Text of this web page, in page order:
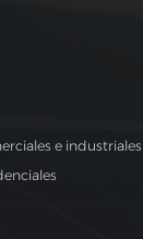
e industriales